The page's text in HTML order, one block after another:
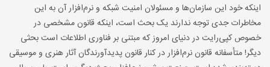
اینکه خود این سازمان‌ها و مسئولان امنیت شبکه و نرم‌افزار آن به این
مخاطرات جدی توجه ندارند یک بحث است، اینکه قانون مشخصی در
خصوص کپی‌رایت در دنیای امروز که مبتنی بر فناوری اطلاعات است بحثی
دیگر! متأسفانه قانون نرم‌افزار در کنار قانون پدیدآورندگان آثار هنری و موسیقی